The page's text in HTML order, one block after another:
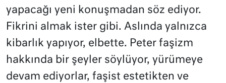
yapacağı yeni konuşmadan söz ediyor.
Fikrini almak ister gibi. Aslında yalnızca
kibarlık yapıyor, elbette. Peter faşizm
hakkında bir şeyler söylüyor, yürümeye
devam ediyorlar, faşist estetikten ve